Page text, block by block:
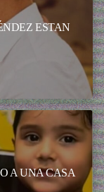
ESTAN
A UNA CASA